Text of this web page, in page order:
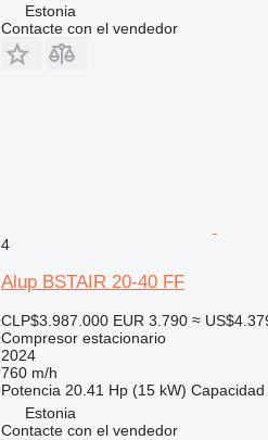
Estonia
Contacte con el vendedor
4
Alup BSTAIR 20-40 FF
CLP$3.987.000 EUR 3.790 ≈
Compresor estacionario
2024
760 m/h
Potencia 20.41 Hp (15 kW) Capacidad
Estonia
Contacte con el vendedor